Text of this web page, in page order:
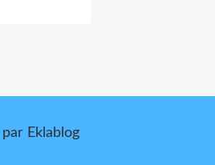
Eklablog